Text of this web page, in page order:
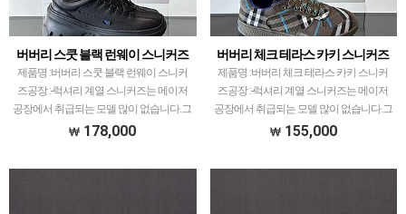
버버리 스쿳 블랙 런웨이 스니커즈
제품명 :버버리 스쿳 블랙 런웨이 스니커
즈공장 :-​럭셔리 계열 스니커즈는 메이저
공장에서 취급되는 모델 많이 없습니다.그
래서 전문적으로 취급하는 공장과제가 현
178,000
버버리 체크 테라스 카키 스니커즈
제품명 :버버리 체크 테라스 카키 스니커
즈공장 :-​럭셔리 계열 스니커즈는 메이저
공장에서 취급되는 모델 많이 없습니다.그
래서 전문적으로 취급하는 공장과제가 현
155,000